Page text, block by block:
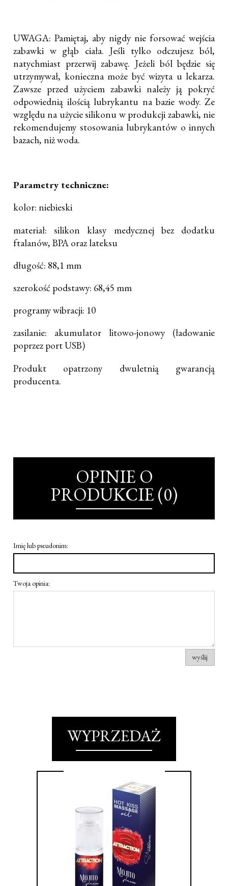
UWAGA: Pamiętaj, aby nigdy nie forsować wejścia
zabawki w głąb ciała. Jeśli tylko odczujesz ból,
natychmiast przerwij zabawę. Jeżeli ból będzie się
utrzymywał, konieczna może być wizyta u lekarza.
Zawsze przed użyciem zabawki należy ją pokryć
odpowiednią ilością lubrykantu na bazie wody. Ze
względu na użycie silikonu w produkcji zabawki, nie
rekomendujemy stosowania lubrykantów o innych
bazach, niż woda.
Parametry techniczne:
kolor: niebieski
materiał: silikon klasy medycznej bez dodatku
ftalanów, BPA oraz lateksu
długość: 88,1 mm
szerokość podstawy: 68,45 mm
programy wibracji: 10
zasilanie: akumulator litowo-jonowy (ładowanie
poprzez port USB)
Produkt opatrzony dwuletnią gwarancją
producenta.
OPINIE O
PRODUKCIE (0)
Imię lub pseudonim:
Twoja opinia:
wyślij
WYPRZEDAŻ